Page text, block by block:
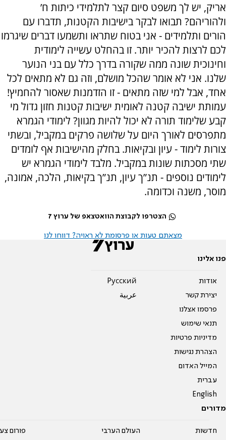
אריק, יש לך משפט סיום קצר לתלמידי כיתות ח’
ולהוריהם? תבואו לבקר בישיבות הקטנות, תדברו עם
הורים ותלמידים - אני בטוח שתראו ותשמעו דברים שיגרמו
לכם לרצות להכיר יותר. זו בהחלט עשייה לימודית
וחינוכית שונה ממה שקורה בדרך כלל עם בני הנוער
שלנו. אני לא אומר שהכל מושלם, וזה גם לא מתאים לכל
אחד, אבל למי שזה מתאים - זו הזדמנות שאסור להחמיץ!
עמותת ישיבה קטנה לאומית ישיבות קטנות חזון גדול מי
קבע שלימוד תורה לא יכול להיות מגוון? לימודי הגמרא
מתפרסים לאורך היום על שלושה פרקים במקביל, ובשתי
צורות לימוד - עיון ובקיאות. בחלק מהישיבות אף לומדים
שתי מסכתות שונות במקביל. מלבד לימודי הגמרא יש
לימודים נוספים - תנ”ך עיון, תנ”ך בקיאות, הלכה, אמונה,
מוסר, משנה וכדומה.
הצטרפו לקבוצת הוואטצאפ של ערוץ 7
מצאתם טעות או פרסומת לא ראויה? דווחו לנו
פנו אלינו
אודות
יצירת קשר
פרסמו אצלנו
תנאי שימוש
מדיניות פרטיות
הצהרת נגישות
המייל האדום
עברית
English
Pусский
عربية
מדורים
חדשות העולם הערבי פורום